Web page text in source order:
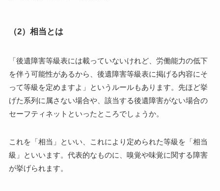
（2）相当とは
「後遺障害等級表には載っていないけれど、労働能力の低下
を伴う可能性があるから、後遺障害等級表に掲げる内容にそ
って等級を定めますよ」というルールもあります。先ほど挙
げた系列に属さない場合や、該当する後遺障害がない場合の
セーフティネットといったところでしょうか。
これを「相当」といい、これにより定められた等級を「相当
級」といいます。代表的なものに、嗅覚や味覚に関する障害
が挙げられます。